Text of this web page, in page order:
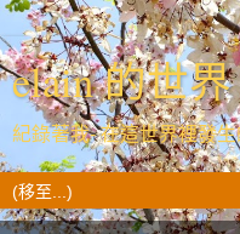
elain 的世界
紀錄著我- 在這世界裡發